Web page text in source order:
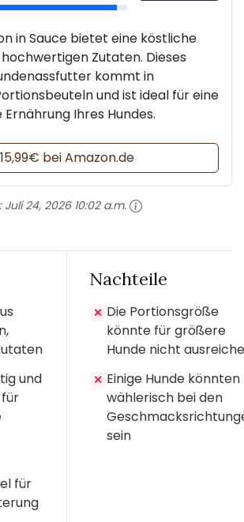
in Sauce bietet eine köstliche
Zutaten. Dieses
kommt in
und ist ideal für eine
Ihres Hundes.
15,99€ bei Amazon.de
Juli 24, 2026 10:02 a.m.
und
für
Nachteile
✕ Die Portionsgröße
könnte für größere
Hunde nicht
✕ Einige Hunde könnten
wählerisch bei den
sein